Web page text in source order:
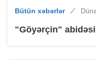
Bütün xəbərlər
"Göyərçin" abidəsi